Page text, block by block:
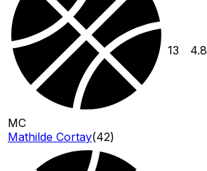
MC
Mathilde Cortay(42)
13 4.8